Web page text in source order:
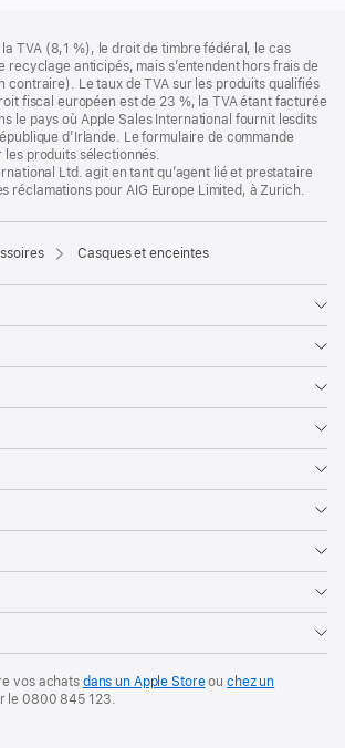
TVA (8,1 %), le droit de timbre fédéral, le cas
recyclage anticipés, mais s’entendent hors frais de
contraire). Le taux de TVA sur les produits qualifiés
fiscal européen est de 23 %, la TVA étant facturée
le pays où Apple Sales International fournit lesdits
d’Irlande. Le formulaire de commande
les produits sélectionnés.
Ltd. agit en tant qu’agent lié et prestataire
réclamations pour AIG Europe Limited, à Zurich.
Casques et enceintes
vos achats dans un Apple Storeouchez un
le0800 845 123.